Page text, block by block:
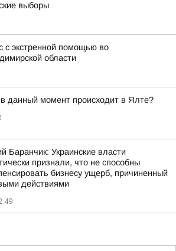
выборы
с экстренной помощью во
области
данный момент происходит в Ялте?
Баранчик: Украинские власти
признали, что не способны
бизнесу ущерб, причиненный
действиями